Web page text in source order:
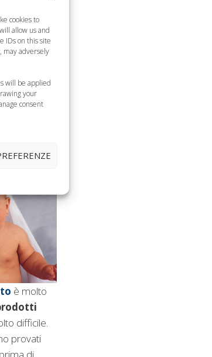
cookies to
allow us and
IDs on this site
may adversely
will be applied
your
consent
è molto
difficile.
provati